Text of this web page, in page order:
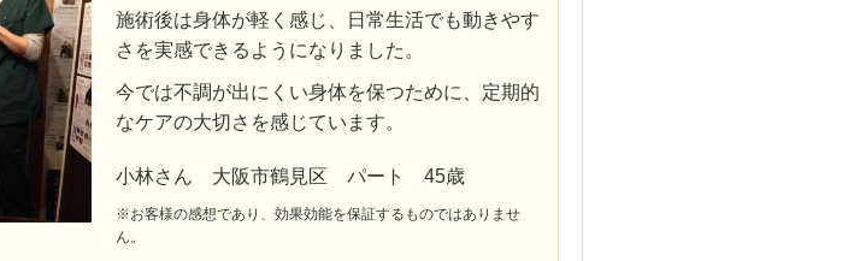
施術後は身体が軽く感じ、日常生活でも動きやす
さを実感できるようになりました。
今では不調が出にくい身体を保つために、定期的
なケアの大切さを感じています。
小林さん 大阪市鶴見区 パート 45歳
※お客様の感想であり、効果効能を保証するものではありませ
ん。